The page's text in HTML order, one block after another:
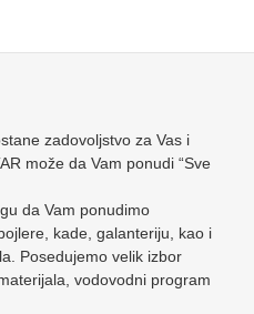
zadovoljstvo za Vas i
može da Vam ponudi “Sve
da Vam ponudimo
kade, galanteriju, kao i
Posedujemo velik izbor
vodovodni program